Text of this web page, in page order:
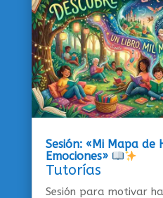
Sesión: «Mi Mapa de
Emociones»
Tutorías
Sesión para motivar